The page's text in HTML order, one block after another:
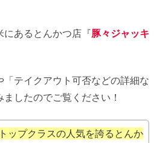
にあるとんかつ店『豚々ジャッキ
「テイクアウト可否などの詳細な
したのでご覧ください！
ップクラスの人気を誇るとんか